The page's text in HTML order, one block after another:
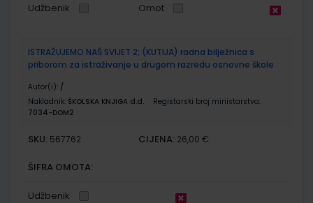
Udžbenik Omot
ISTRAŽUJEMO NAŠ SVIJET 2; (KUTIJA) radna bilježnica s
priborom za istraživanje u drugom razredu osnovne škole
Autor(i): /
Nakladnik: ŠKOLSKA KNJIGA d.d.
Registarski broj ministarstva:
7034-DOM2
SKU: 567762 CIJENA: 26,00 €
ŠIFRA OMOTA:
Udžbenik